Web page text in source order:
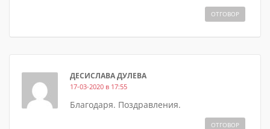
ОТГОВОР
ДЕСИСЛАВА ДУЛЕВА
17-03-2020 в 17:55
Благодаря. Поздравления.
ОТГОВОР